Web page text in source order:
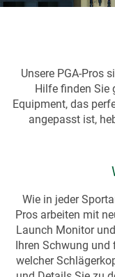
Unsere PGA-Pros
Hilfe finden Sie
Equipment, das
angepasst ist,
Wie in jeder
Pros arbeiten mit
Launch Monitor
Ihren Schwung
welcher